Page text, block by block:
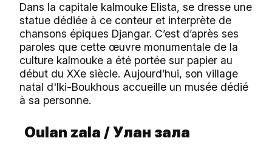
Dans la capitale kalmouke Elista, se dresse une
statue dédiée à ce conteur et interprète de
chansons épiques Djangar. C’est d’après ses
paroles que cette œuvre monumentale de la
culture kalmouke a été portée sur papier au
début du XXe siècle. Aujourd’hui, son village
natal d'Iki-Boukhous accueille un musée dédié
à sa personne.
Oulan zala / Улан зала